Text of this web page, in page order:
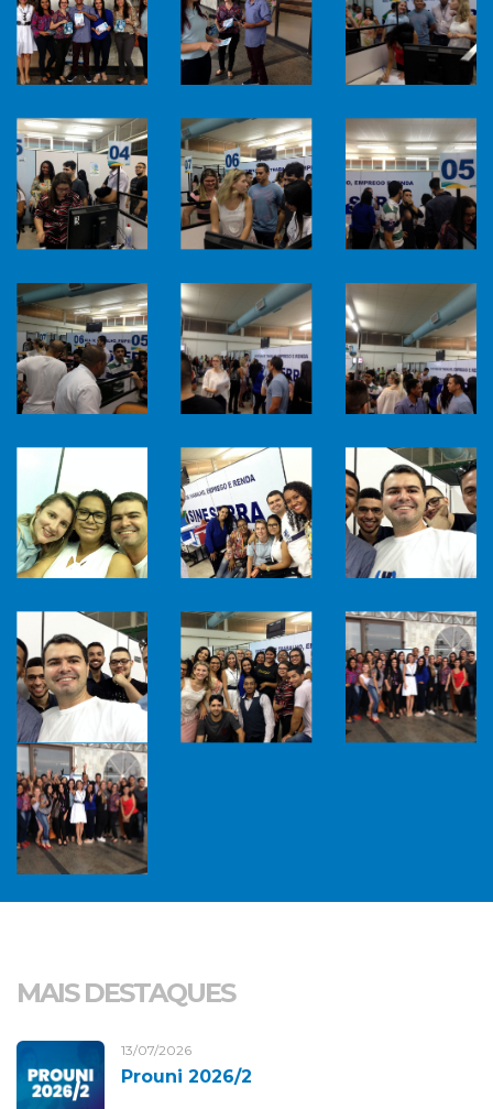
MAIS DESTAQUES
13/07/2026
Prouni 2026/2